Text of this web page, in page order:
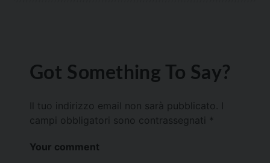
Got Something To Say?
Il tuo indirizzo email non sarà pubblicato.
campi obbligatori sono contrassegnati *
Your comment